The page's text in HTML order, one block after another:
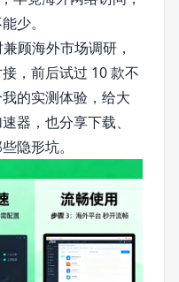
少。
顾海外市场调研，
，前后试过 10 款不
的实测体验，给大
器，也分享下载、
隐形坑。